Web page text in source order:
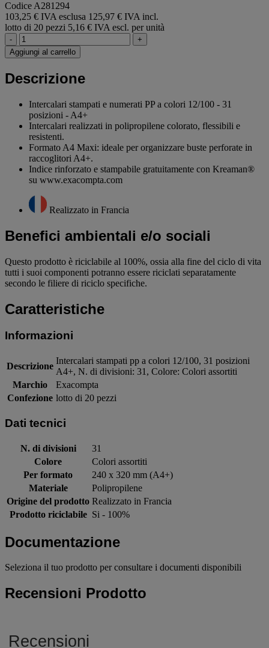
Codice A281294
103,25 € IVA esclusa 125,97 € IVA incl.
lotto di 20 pezzi 5,16 € IVA escl. per unità
-
+
Aggiungi al carrello
Descrizione
Intercalari stampati e numerati PP a colori 12/100 - 31
posizioni - A4+
Intercalari realizzati in polipropilene colorato, flessibili e
resistenti.
Formato A4 Maxi: ideale per organizzare buste perforate in
raccoglitori A4+.
Indice rinforzato e stampabile gratuitamente con Kreaman®
su www.exacompta.com
Realizzato in Francia
Benefici ambientali e/o sociali
Questo prodotto è riciclabile al 100%, ossia alla fine del ciclo di vita
tutti i suoi componenti potranno essere riciclati separatamente
secondo le filiere di riciclo specifiche.
Caratteristiche
Informazioni
Descrizione
Intercalari stampati pp a colori 12/100, 31 posizioni
A4+, N. di divisioni: 31, Colore: Colori assortiti
Marchio
Exacompta
Confezione lotto di 20 pezzi
Dati tecnici
N. di divisioni
31
Colore
Colori assortiti
Per formato
240 x 320 mm (A4+)
Materiale
Polipropilene
Origine del prodotto Realizzato in Francia
Prodotto riciclabile Si - 100%
Documentazione
Seleziona il tuo prodotto per consultare i documenti disponibili
Recensioni Prodotto